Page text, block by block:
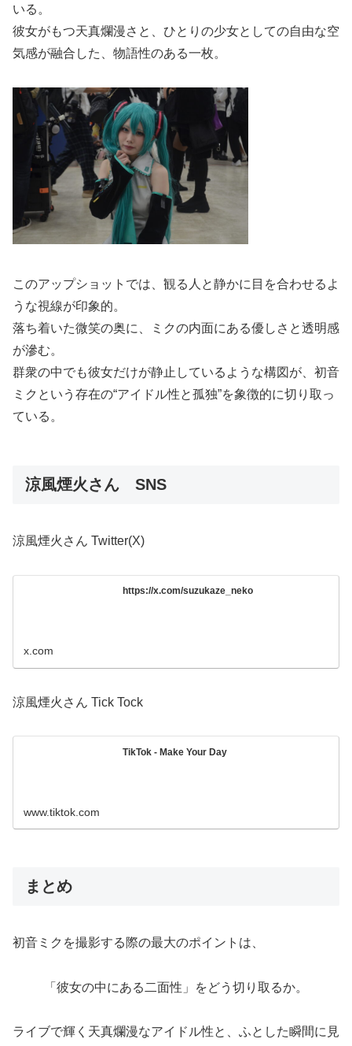
いる。
彼女がもつ天真爛漫さと、ひとりの少女としての自由な空
気感が融合した、物語性のある一枚。
このアップショットでは、観る人と静かに目を合わせるよ
うな視線が印象的。
落ち着いた微笑の奥に、ミクの内面にある優しさと透明感
が滲む。
群衆の中でも彼女だけが静止しているような構図が、初音
ミクという存在の“アイドル性と孤独”を象徴的に切り取っ
ている。
涼風煙火さん SNS
涼風煙火さん Twitter(X)
https://x.com/suzukaze_neko
x.com
涼風煙火さん Tick Tock
TikTok - Make Your Day
www.tiktok.com
まとめ
初音ミクを撮影する際の最大のポイントは、
「彼女の中にある二面性」をどう切り取るか。
ライブで輝く天真爛漫なアイドル性と、ふとした瞬間に見